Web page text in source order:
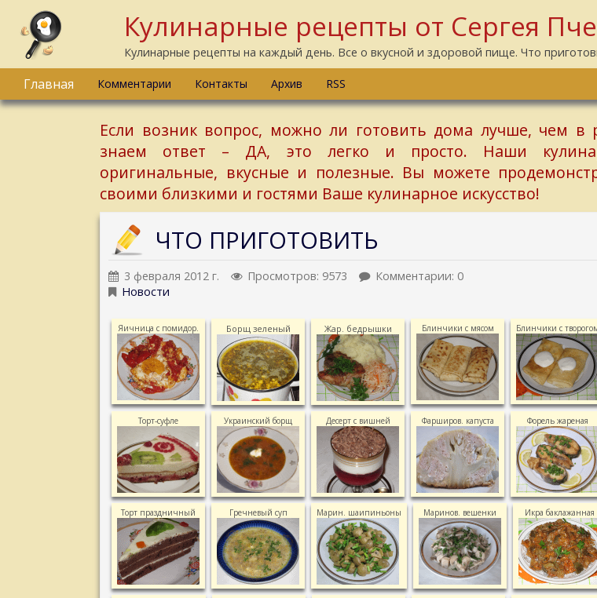
Кулинарные рецепты от Сергея
Кулинарные рецепты на каждый день. Все о вкусной и здоровой пище. Что
Главная Комментарии Контакты Архив RSS
Если возник вопрос, можно ли готовить дома лучше, чем в
знаем ответ – ДА, это легко и просто. Наши
оригинальные, вкусные и полезные. Вы можете
своими близкими и гостями Ваше кулинарное искусство!
ЧТО ПРИГОТОВИТЬ
3 февраля 2012 г. Просмотров: 9573
Комментарии: 0
Новости
Яичница с помидор. Борщ зеленый Жар. бедрышки Блинчики с мясом Блинчики с
Торт-суфле Украинский борщ Десерт с вишней Фарширов. капуста Форель жареная
Торт праздничный Гречневый суп Марин. шаипиньоны Маринов. вешенки Икра баклажанная